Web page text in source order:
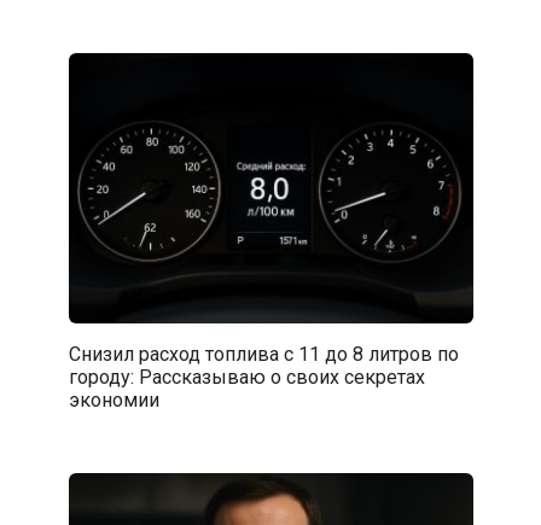
Снизил расход топлива с 11 до 8 литров по
городу: Рассказываю о своих секретах
экономии